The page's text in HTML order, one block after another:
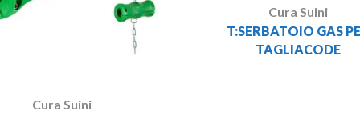
Cura Suini
Cura Suini
T:SERBATOIO GAS
TAGLIACODE